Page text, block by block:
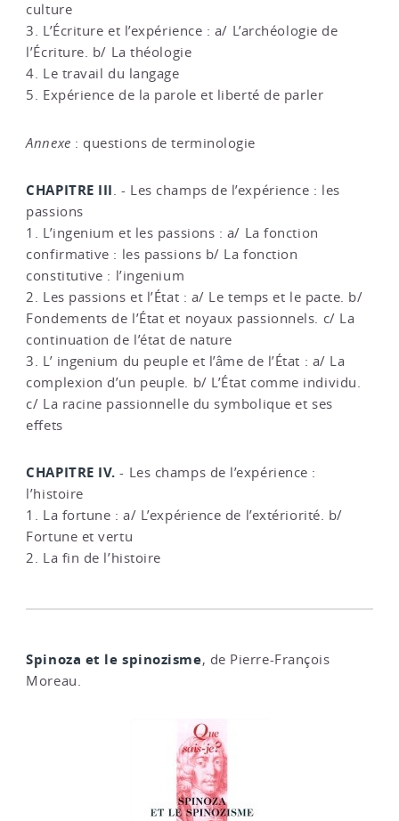
culture
3. L’Écriture et l’expérience : a/ L’archéologie de
l’Écriture. b/ La théologie
4. Le travail du langage
5. Expérience de la parole et liberté de parler
Annexe : questions de terminologie
CHAPITRE III. - Les champs de l’expérience : les
passions
1. L’ingenium et les passions : a/ La fonction
confirmative : les passions b/ La fonction
constitutive : l’ingenium
2. Les passions et l’État : a/ Le temps et le pacte. b/
Fondements de l’État et noyaux passionnels. c/ La
continuation de l’état de nature
3. L’ ingenium du peuple et l’âme de l’État : a/ La
complexion d’un peuple. b/ L’État comme individu.
c/ La racine passionnelle du symbolique et ses
effets
CHAPITRE IV. - Les champs de l’expérience :
l’histoire
1. La fortune : a/ L’expérience de l’extériorité. b/
Fortune et vertu
2. La fin de l’histoire
Spinoza et le spinozisme, de Pierre-François
Moreau.